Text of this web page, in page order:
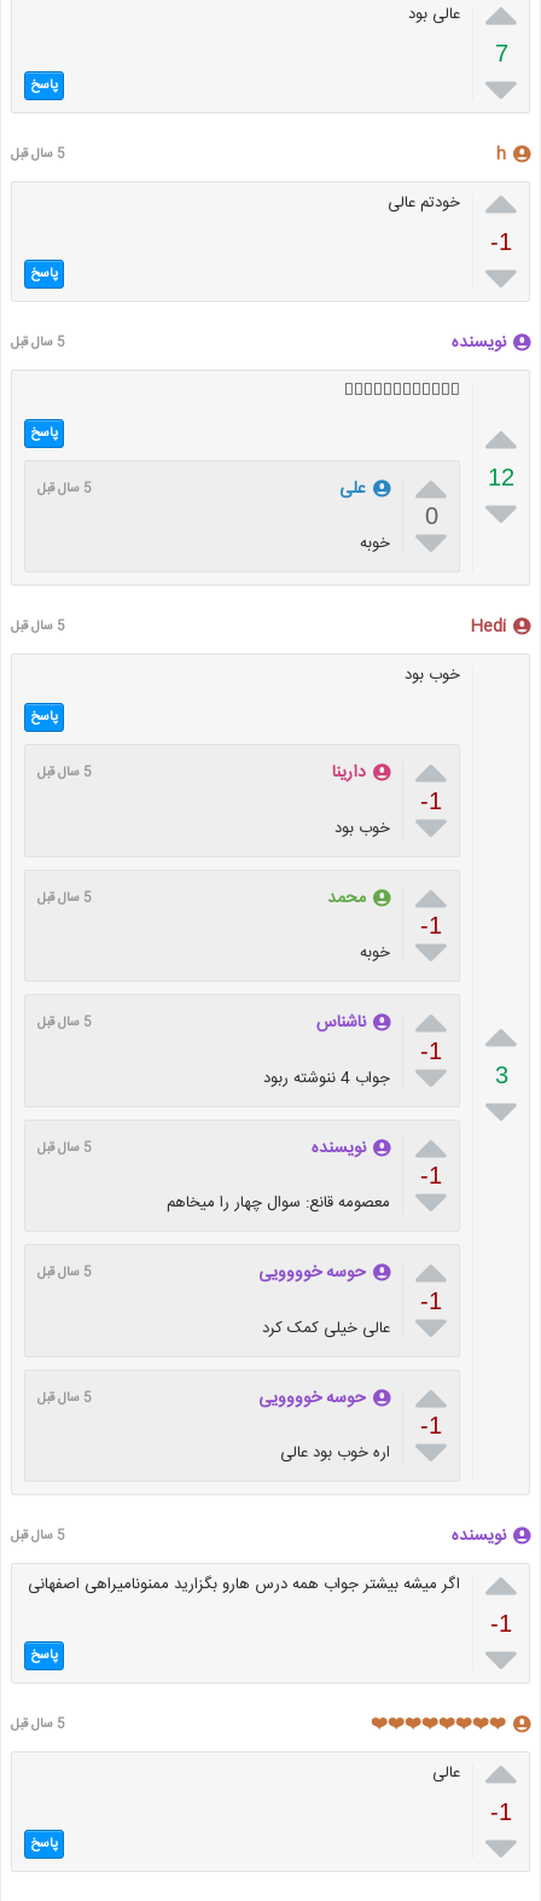

7

عالی بود
پاسخ
h 5 سال قبل

-1

خودتم عالی
پاسخ
نویسنده 5 سال قبل

12

🚶🏻‍♀️🚶🏻‍♀️🚶🏻‍♀️🚶🏻‍♀️
پاسخ

0

علی 5 سال قبل
خوبه
Hedi 5 سال قبل

3

خوب بود
پاسخ

-1

دارینا 5 سال قبل
خوب بود

-1

محمد 5 سال قبل
خوبه

-1

ناشناس 5 سال قبل
جواب 4 ننوشته ربود

-1

نویسنده 5 سال قبل
معصومه قانع: سوال چهار را میخاهم

-1

حوسه خوووویی 5 سال قبل
عالی خیلی کمک کرد

-1

حوسه خوووویی 5 سال قبل
اره خوب بود عالی
نویسنده 5 سال قبل

-1

اگر میشه بیشتر جواب همه درس هارو بگزارید ممنونامیراهی اصفهانی
پاسخ
❤️❤️❤️❤️❤️❤️❤️❤️ 5 سال قبل

-1

عالی
پاسخ